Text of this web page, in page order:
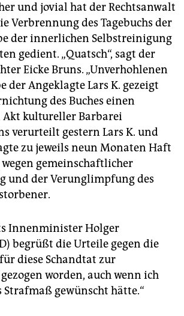
und jovial hat der Rechtsanwalt
Verbrennung des Tagebuchs der
der innerlichen Selbstreinigung
gedient. „Quatsch“, sagt der
Eicke Bruns. „Unverhohlenen
der Angeklagte Lars K. gezeigt
des Buches einen
Akt kultureller Barbarei
verurteilt gestern Lars K. und
zu jeweils neun Monaten Haft
gemeinschaftlicher
und der Verunglimpfung des
Innenminister Holger
begrüßt die Urteile gegen die
diese Schandtat zur
worden, auch wenn ich
gewünscht hätte.“